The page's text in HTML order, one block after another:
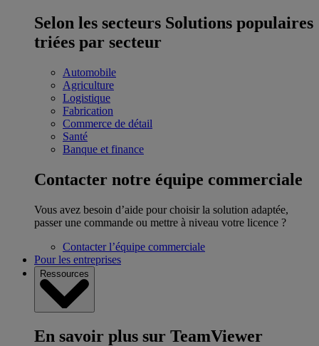
Selon les secteurs Solutions populaires
triées par secteur
Automobile
Agriculture
Logistique
Fabrication
Commerce de détail
Santé
Banque et finance
Contacter notre équipe commerciale
Vous avez besoin d’aide pour choisir la solution adaptée,
passer une commande ou mettre à niveau votre licence ?
Contacter l’équipe commerciale
Pour les entreprises
Ressources
En savoir plus sur TeamViewer